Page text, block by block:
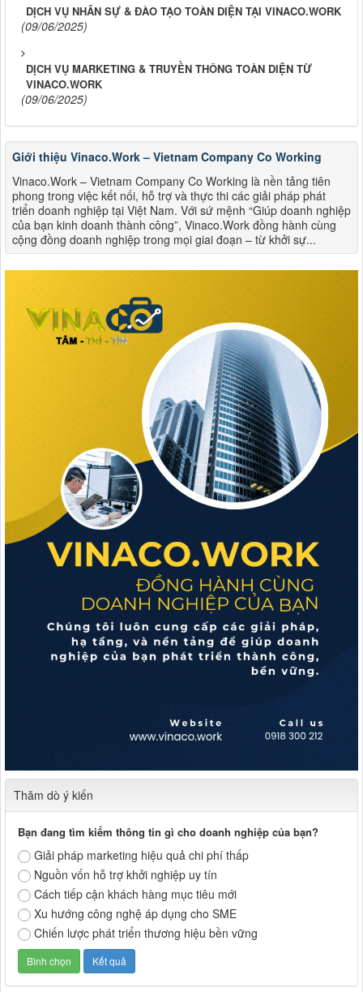
DỊCH VỤ NHÂN SỰ & ĐÀO TẠO TOÀN DIỆN TẠI VINACO.WORK
(09/06/2025)
DỊCH VỤ MARKETING & TRUYỀN THÔNG TOÀN DIỆN TỪ
VINACO.WORK
(09/06/2025)
Giới thiệu Vinaco.Work – Vietnam Company Co Working
Vinaco.Work – Vietnam Company Co Working là nền tảng tiên
phong trong việc kết nối, hỗ trợ và thực thi các giải pháp phát
triển doanh nghiệp tại Việt Nam. Với sứ mệnh “Giúp doanh nghiệp
của bạn kinh doanh thành công”, Vinaco.Work đồng hành cùng
cộng đồng doanh nghiệp trong mọi giai đoạn – từ khởi sự...
Thăm dò ý kiến
Bạn đang tìm kiếm thông tin gì cho doanh nghiệp của bạn?
Giải pháp marketing hiệu quả chi phí thấp
Nguồn vốn hỗ trợ khởi nghiệp uy tín
Cách tiếp cận khách hàng mục tiêu mới
Xu hướng công nghệ áp dụng cho SME
Chiến lược phát triển thương hiệu bền vững